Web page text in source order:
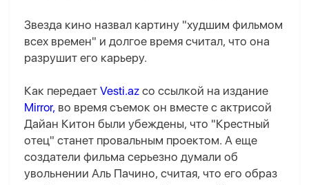
Звезда кино назвал картину "худшим фильмом
всех времен" и долгое время считал, что она
разрушит его карьеру.
Как передает Vesti.az со ссылкой на издание
Mirror, во время съемок он вместе с актрисой
Дайан Китон были убеждены, что "Крестный
отец" станет провальным проектом. А еще
создатели фильма серьезно думали об
увольнении Аль Пачино, считая, что его образ